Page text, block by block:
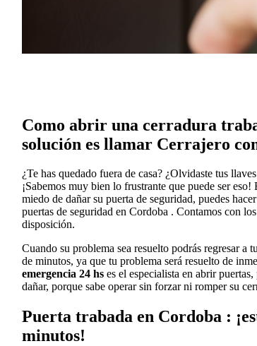
Como abrir una cerradura
solución es llamar Cerrajero
¿Te has quedado fuera de casa? ¿Olvidaste tus
¡Sabemos muy bien lo frustrante que puede ser
miedo de dañar su puerta de seguridad, puedes
puertas de seguridad en Cordoba . Contamos con
disposición.
Cuando su problema sea resuelto podrás regresar a
de minutos, ya que tu problema será resuelto de
emergencia 24 hs es el especialista en abrir
dañar, porque sabe operar sin forzar ni romper su
Puerta trabada en Cordoba :
minutos!